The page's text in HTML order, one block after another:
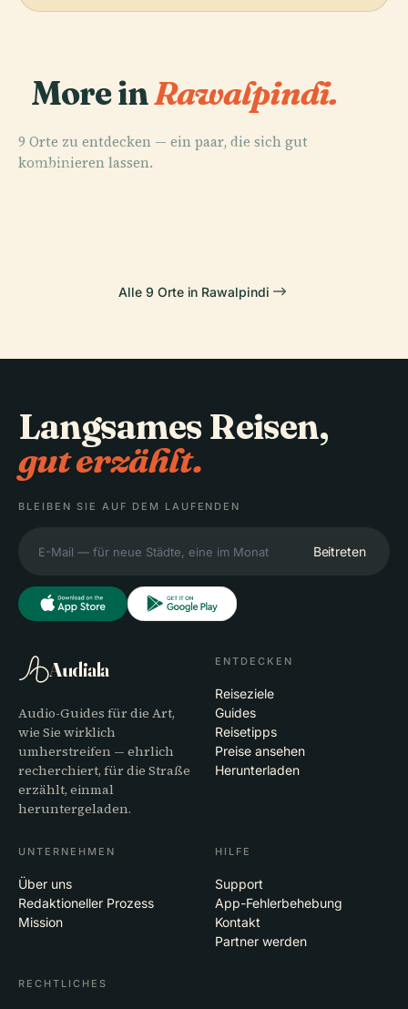
More inRawalpindi.
9 Orte zu entdecken — ein paar, die sich gut
kombinieren lassen.
PLACE
PLACE
PLACE
Alle 9 Orte in Rawalpindi
Langsames Reisen,
gut erzählt.
BLEIBEN SIE AUF DEM LAUFENDEN
Beitreten
Audiala
Audio-Guides für die Art,
wie Sie wirklich
umherstreifen — ehrlich
recherchiert, für die Straße
erzählt, einmal
heruntergeladen.
ENTDECKEN
Reiseziele
Guides
Reisetipps
Preise ansehen
Herunterladen
UNTERNEHMEN
Über uns
Redaktioneller Prozess
Mission
HILFE
Support
App-Fehlerbehebung
Kontakt
Partner werden
RECHTLICHES